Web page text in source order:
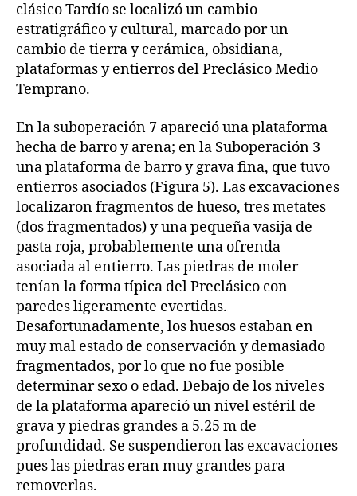
clásico Tardío se localizó un cambio
estratigráfico y cultural, marcado por un
cambio de tierra y cerámica, obsidiana,
plataformas y entierros del Preclásico Medio
Temprano.
En la suboperación 7 apareció una plataforma
hecha de barro y arena; en la Suboperación 3
una plataforma de barro y grava fina, que tuvo
entierros asociados (Figura 5). Las excavaciones
localizaron fragmentos de hueso, tres metates
(dos fragmentados) y una pequeña vasija de
pasta roja, probablemente una ofrenda
asociada al entierro. Las piedras de moler
tenían la forma típica del Preclásico con
paredes ligeramente evertidas.
Desafortunadamente, los huesos estaban en
muy mal estado de conservación y demasiado
fragmentados, por lo que no fue posible
determinar sexo o edad. Debajo de los niveles
de la plataforma apareció un nivel estéril de
grava y piedras grandes a 5.25 m de
profundidad. Se suspendieron las excavaciones
pues las piedras eran muy grandes para
removerlas.